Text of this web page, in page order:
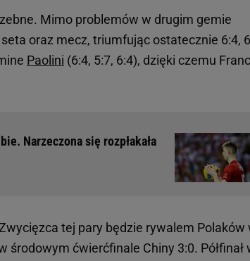
Mimo problemów w drugim gemie
oraz mecz, triumfując ostatecznie 6:4,
Paolini (6:4, 5:7, 6:4), dzięki czemu
Narzeczona się rozpłakała
tej pary będzie rywalem Polaków
środowym ćwierćfinale Chiny 3:0. Półfinał